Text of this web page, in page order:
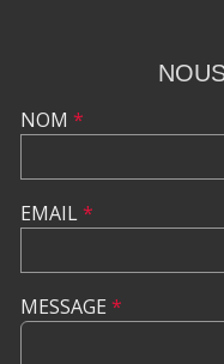
NOM *
EMAIL*
MESSAGE *